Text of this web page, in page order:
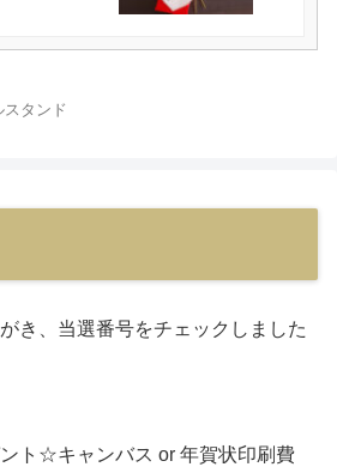
スタンド
き、当選番号をチェックしました
ト☆キャンバス or 年賀状印刷費